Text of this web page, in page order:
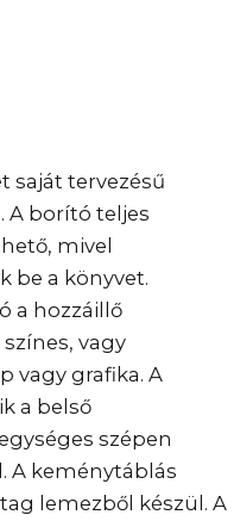
saját tervezésű
A borító teljes
mivel
be a könyvet.
a hozzáillő
vagy
vagy grafika. A
a belső
szépen
A keménytáblás
lemezből készül. A